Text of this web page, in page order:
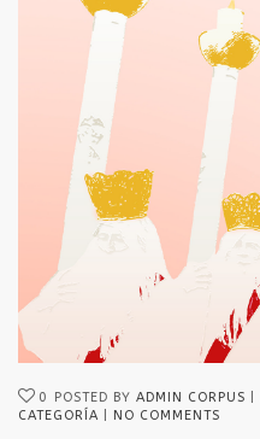
0 POSTED BY ADMIN CORPUS
CATEGORÍA
NO COMMENTS